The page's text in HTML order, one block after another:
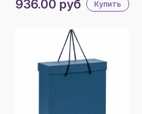
936.00 руб Купить